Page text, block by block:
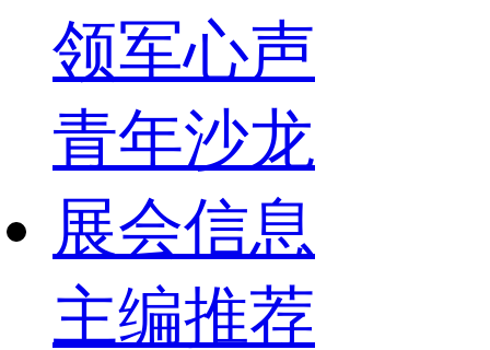
领军心声
青年沙龙
展会信息
主编推荐